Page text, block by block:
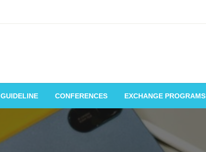
GUIDELINE CONFERENCES EXCHANGE PROGRAMS